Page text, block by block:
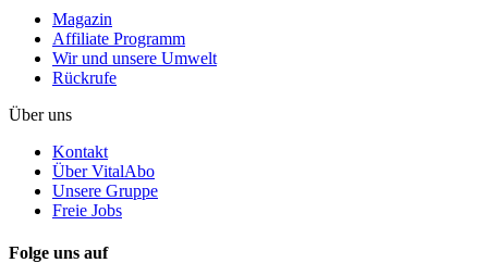
Magazin
Affiliate Programm
Wir und unsere Umwelt
Rückrufe
Über uns
Kontakt
Über VitalAbo
Unsere Gruppe
Freie Jobs
Folge uns auf